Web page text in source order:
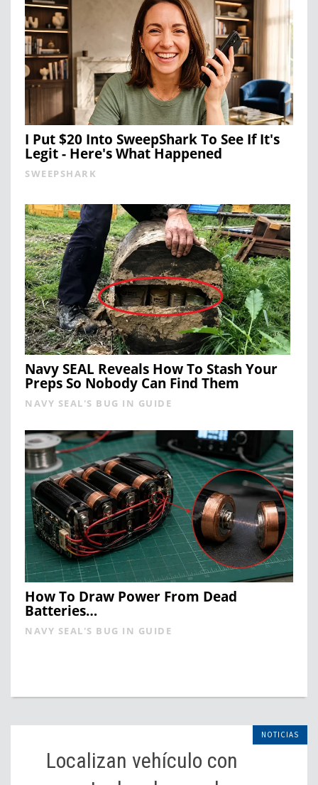
I Put $20 Into SweepShark To See If It's
Legit - Here's What Happened
SWEEPSHARK
Navy SEAL Reveals How To Stash Your
Preps So Nobody Can Find Them
NAVY SEAL'S BUG IN GUIDE
How To Draw Power From Dead
Batteries…
NAVY SEAL'S BUG IN GUIDE
NOTICIAS
Localizan vehículo con